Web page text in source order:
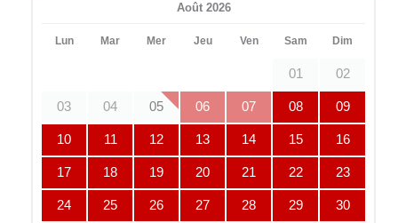
Août 2026
Lun Mar Mer Jeu Ven Sam Dim
01 02
03 04 05 06 07 08 09
10 11 12 13 14 15 16
17 18 19 20 21 22 23
24 25 26 27 28 29 30